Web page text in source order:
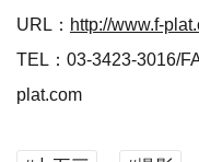
URL： http://www.f-
TEL：03-3423-3016/
plat.com